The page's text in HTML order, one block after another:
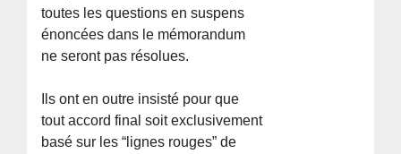
toutes les questions en suspens
énoncées dans le mémorandum
ne seront pas résolues.
Ils ont en outre insisté pour que
tout accord final soit exclusivement
basé sur les “lignes rouges” de